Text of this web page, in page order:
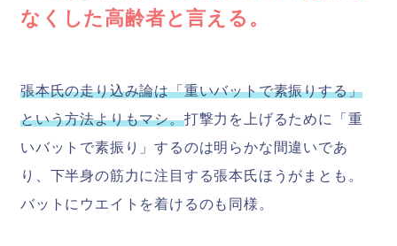
なくした高齢者と言える。
張本氏の走り込み論は「重いバットで素振りする」
という方法よりもマシ。打撃力を上げるために「重
いバットで素振り」するのは明らかな間違いであ
り、下半身の筋力に注目する張本氏ほうがまとも。
バットにウエイトを着けるのも同様。